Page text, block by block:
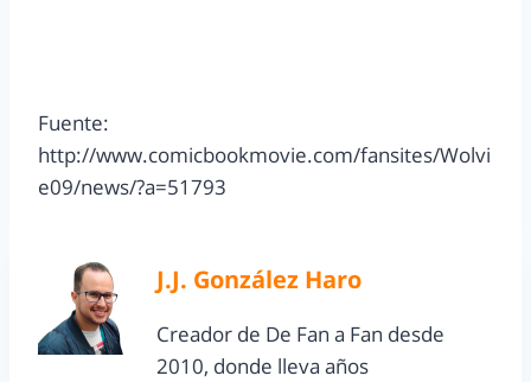
Fuente:
http://www.comicbookmovie.com/fansites/Wolvi
e09/news/?a=51793
J.J. González Haro
Creador de De Fan a Fan desde
2010, donde lleva años